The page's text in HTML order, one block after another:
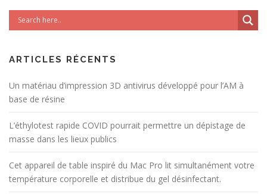
ARTICLES RÉCENTS
Un matériau d’impression 3D antivirus développé pour l’AM à
base de résine
L’éthylotest rapide COVID pourrait permettre un dépistage de
masse dans les lieux publics
Cet appareil de table inspiré du Mac Pro lit simultanément votre
température corporelle et distribue du gel désinfectant.